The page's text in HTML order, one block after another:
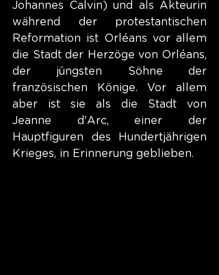
Johannes Calvin) und als Akteurin
während der protestantischen
Reformation ist Orléans vor allem
die Stadt der Herzöge von Orléans,
der jüngsten Söhne der
französischen Könige. Vor allem
aber ist sie als die Stadt von
Jeanne d'Arc, einer der
Hauptfiguren des Hundertjährigen
Krieges, in Erinnerung geblieben.